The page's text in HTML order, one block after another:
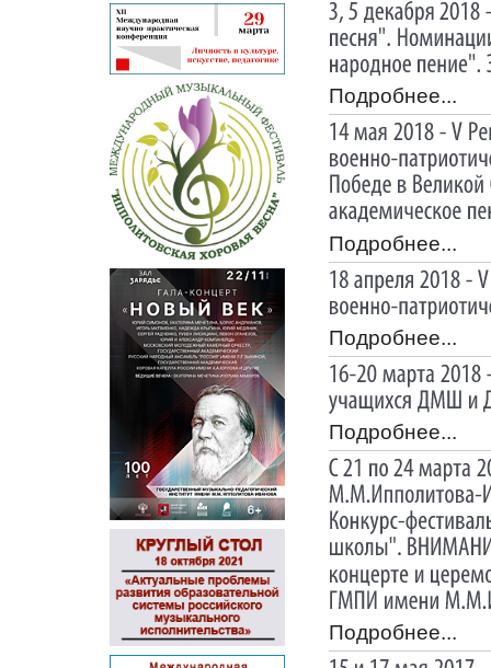
Подробнее...
Подробнее...
Подробнее...
Подробнее...
Подробнее...